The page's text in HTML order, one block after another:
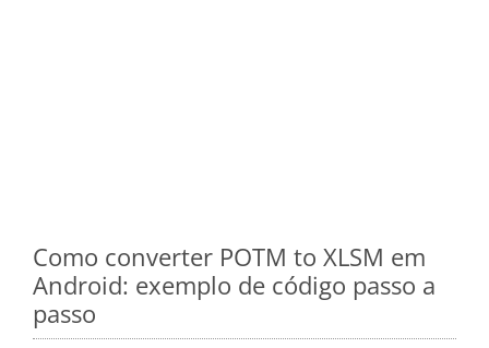
Como converter POTM to XLSM em
Android: exemplo de código passo a
passo